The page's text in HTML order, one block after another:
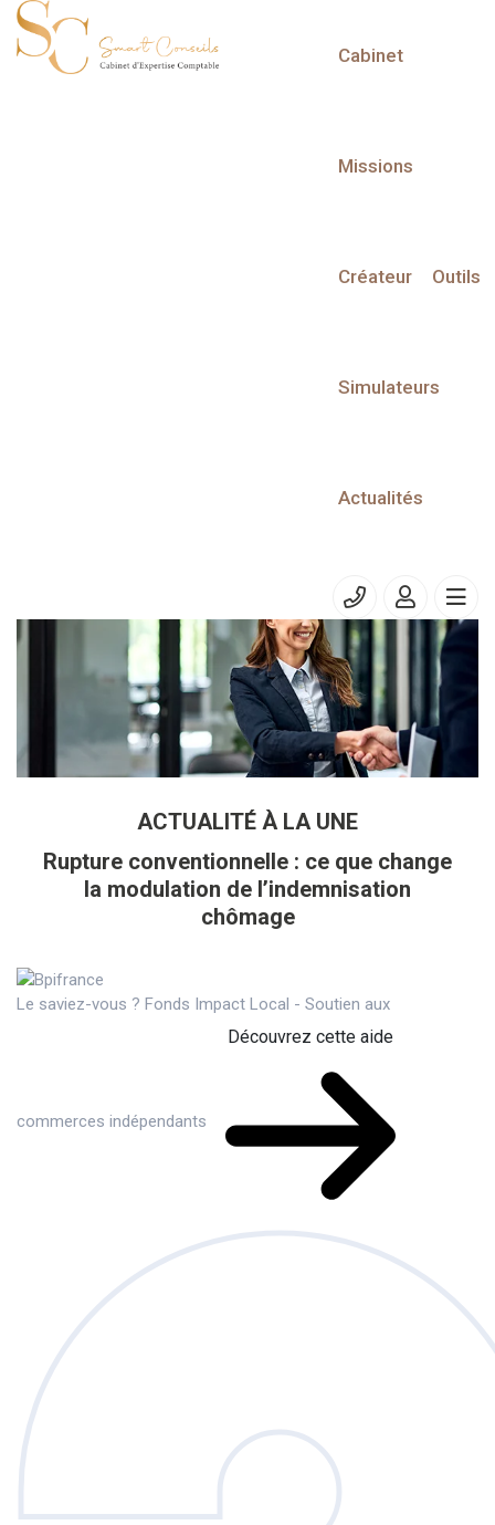
Cabinet
Missions
Créateur Outils
Simulateurs
Actualités
ACTUALITÉ À LA UNE
Rupture conventionnelle : ce que change
la modulation de l’indemnisation
chômage
Le saviez-vous ? Fonds Impact Local - Soutien aux
commerces indépendants
Découvrez cette aide